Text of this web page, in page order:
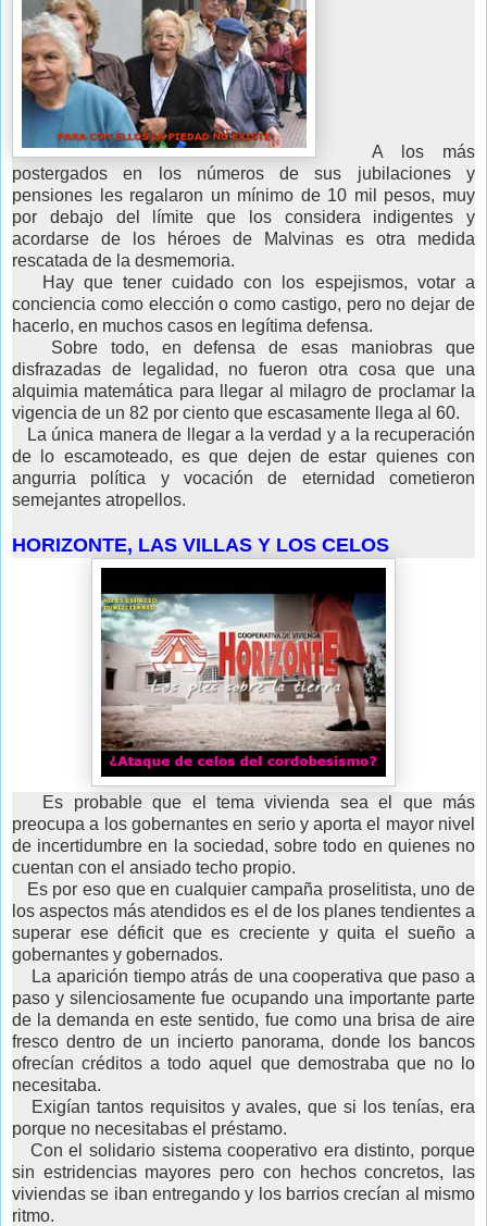
A los más
postergados en los números de sus jubilaciones y
pensiones les regalaron un mínimo de 10 mil pesos, muy
por debajo del límite que los considera indigentes y
acordarse de los héroes de Malvinas es otra medida
rescatada de la desmemoria.
Hay que tener cuidado con los espejismos, votar a
conciencia como elección o como castigo, pero no dejar de
hacerlo, en muchos casos en legítima defensa.
Sobre todo, en defensa de esas maniobras que
disfrazadas de legalidad, no fueron otra cosa que una
alquimia matemática para llegar al milagro de proclamar la
vigencia de un 82 por ciento que escasamente llega al 60.
La única manera de llegar a la verdad y a la recuperación
de lo escamoteado, es que dejen de estar quienes con
angurria política y vocación de eternidad cometieron
semejantes atropellos.
HORIZONTE, LAS VILLAS Y LOS CELOS
Es probable que el tema vivienda sea el que más
preocupa a los gobernantes en serio y aporta el mayor nivel
de incertidumbre en la sociedad, sobre todo en quienes no
cuentan con el ansiado techo propio.
Es por eso que en cualquier campaña proselitista, uno de
los aspectos más atendidos es el de los planes tendientes a
superar ese déficit que es creciente y quita el sueño a
gobernantes y gobernados.
La aparición tiempo atrás de una cooperativa que paso a
paso y silenciosamente fue ocupando una importante parte
de la demanda en este sentido, fue como una brisa de aire
fresco dentro de un incierto panorama, donde los bancos
ofrecían créditos a todo aquel que demostraba que no lo
necesitaba.
Exigían tantos requisitos y avales, que si los tenías, era
porque no necesitabas el préstamo.
Con el solidario sistema cooperativo era distinto, porque
sin estridencias mayores pero con hechos concretos, las
viviendas se iban entregando y los barrios crecían al mismo
ritmo.